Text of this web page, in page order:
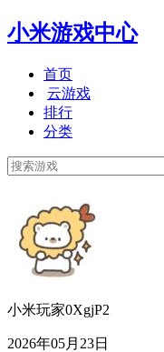
小米游戏中心
首页
云游戏
排行
分类
小米玩家0XgjP2
2026年05月23日